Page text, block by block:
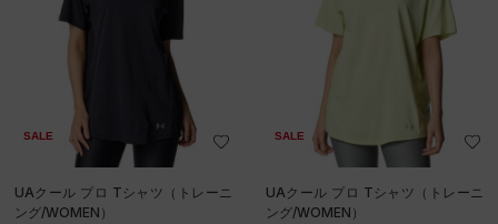
SALE
UAクール プロ Tシャツ（トレーニ
ング/WOMEN）
SALE
UAクール プロ Tシャツ（トレーニ
ング/WOMEN）